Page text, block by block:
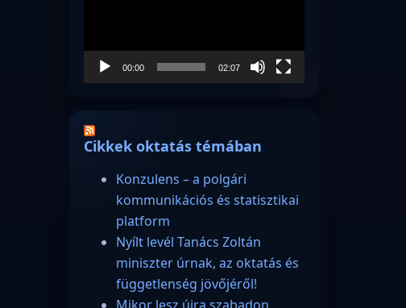
00:00 02:07
Cikkek oktatás témában
Konzulens – a polgári
kommunikációs és statisztikai
platform
Nyílt levél Tanács Zoltán
miniszter úrnak, az oktatás és
függetlenség jövőjéről!